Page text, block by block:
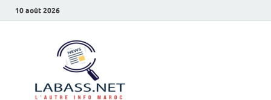
10 août 2026